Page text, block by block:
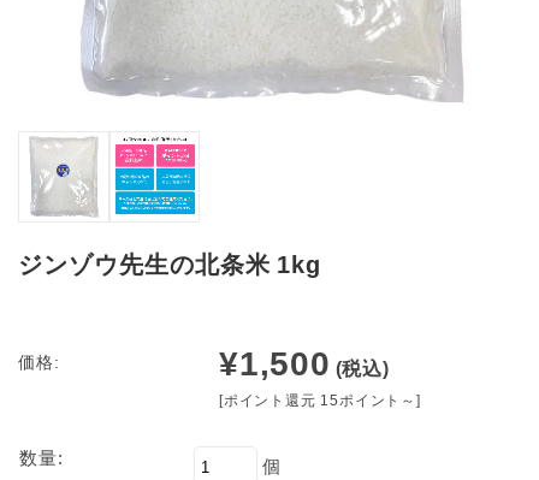
ジンゾウ先生の北条米 1kg
価格: ¥1,500 (税込)
[ポイント還元 15ポイント～]
数量: 個